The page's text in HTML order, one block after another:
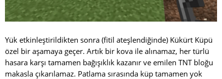
Yük etkinleştirildikten sonra (fitil ateşlendiğinde) Kükürt Küpü
özel bir aşamaya geçer. Artık bir kova ile alınamaz, her türlü
hasara karşı tamamen bağışıklık kazanır ve emilen TNT bloğu
makasla çıkarılamaz. Patlama sırasında küp tamamen yok